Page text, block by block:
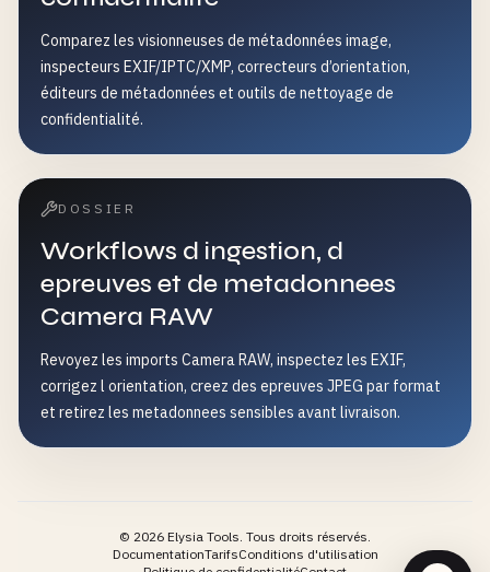
Comparez les visionneuses de métadonnées image,
inspecteurs EXIF/IPTC/XMP, correcteurs d’orientation,
éditeurs de métadonnées et outils de nettoyage de
confidentialité.
DOSSIER
Workflows d ingestion, d
epreuves et de metadonnees
Camera RAW
Revoyez les imports Camera RAW, inspectez les EXIF,
corrigez l orientation, creez des epreuves JPEG par format
et retirez les metadonnees sensibles avant livraison.
© 2026 Elysia Tools. Tous droits réservés.
DocumentationTarifsConditions d'utilisation